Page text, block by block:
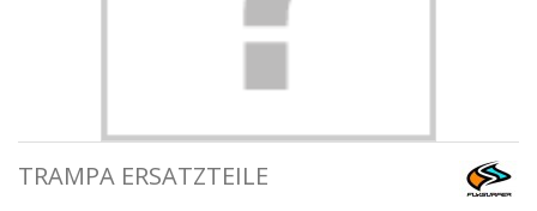
TRAMPA ERSATZTEILE